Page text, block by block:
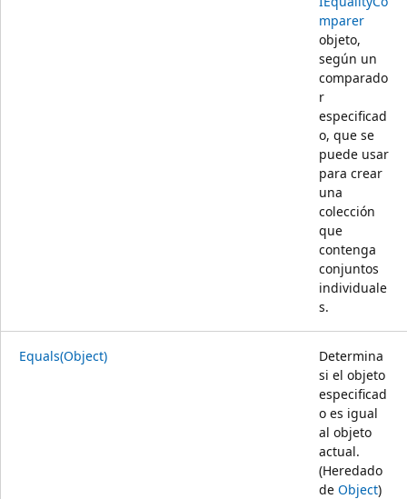
mparer
objeto,
según un
comparado
r
especificad
o, que se
puede usar
para crear
una
colección
que
contenga
conjuntos
individuale
s.
Equals(Object)
Determina
si el objeto
especificad
o es igual
al objeto
actual.
(Heredado
de Object)